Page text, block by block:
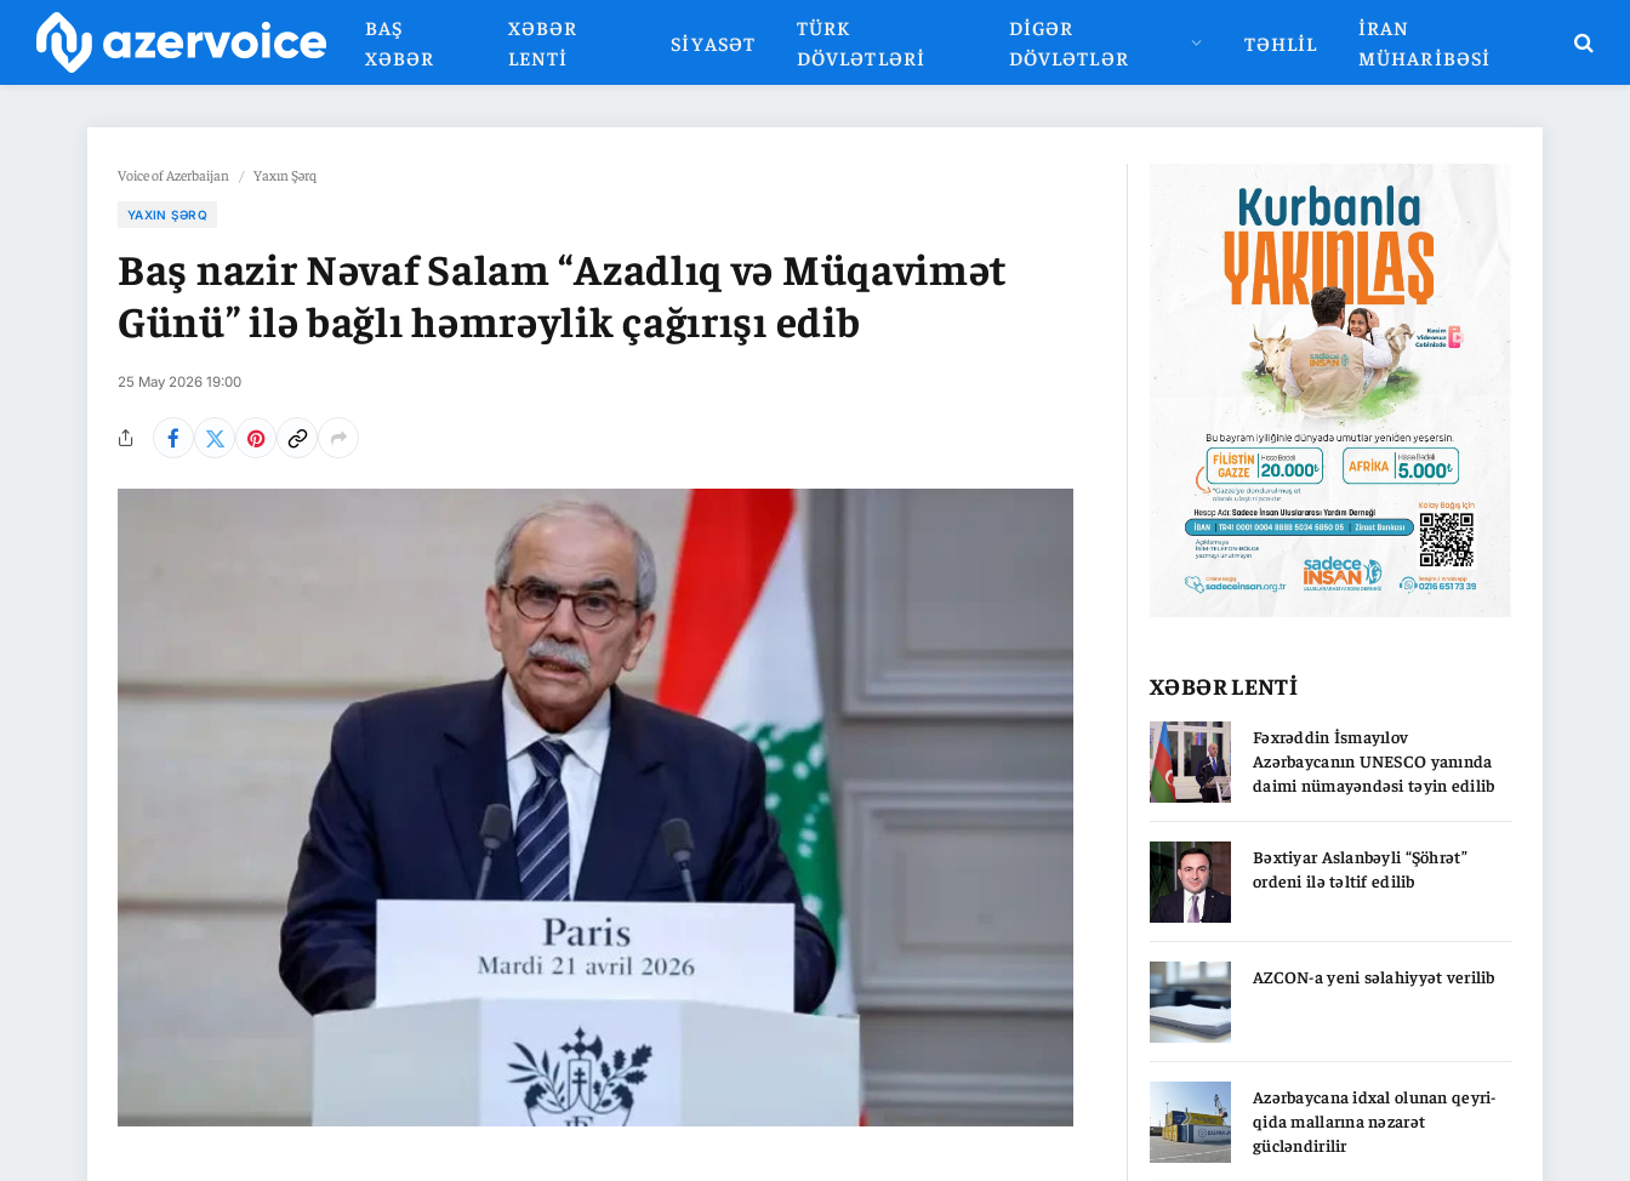
BAŞ
XƏBƏR
XƏBƏR
LENTI
SIYASƏT
TÜRK
DÖVLƏTLƏRI
DIGƏR
DÖVLƏTLƏR
TƏHLIL
İRAN
MÜHARIBƏSI
Voice of Azerbaijan / Yaxın Şərq
YAXIN ŞƏRQ
Baş nazir Nəvaf Salam “Azadlıq və Müqavimət
Günü” ilə bağlı həmrəylik çağırışı edib
25 May 2026 19:00
XƏBƏR LENTİ
Fəxrəddin İsmayılov
Azərbaycanın UNESCO yanında
daimi nümayəndəsi təyin edilib
Bəxtiyar Aslanbəyli “Şöhrət”
ordeni ilə təltif edilib
AZCON-a yeni səlahiyyət verilib
Azərbaycana idxal olunan qeyri-
qida mallarına nəzarət
gücləndirilir